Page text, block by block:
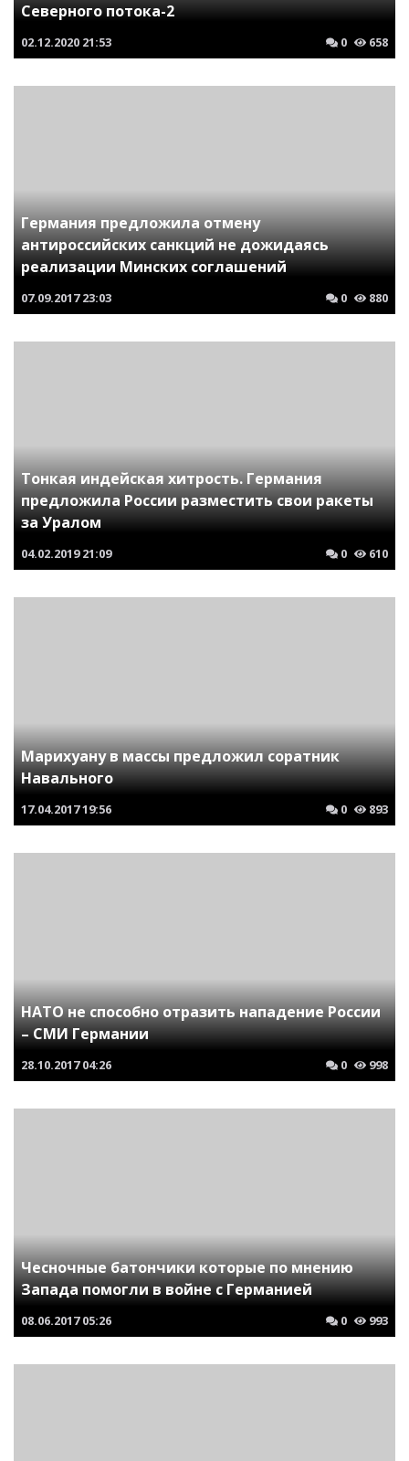
Северного потока-2
02.12.2020 21:53 0 658
Германия предложила отмену
антироссийских санкций не дожидаясь
реализации Минских соглашений
07.09.2017 23:03 0 880
Тонкая индейская хитрость. Германия
предложила России разместить свои ракеты
за Уралом
04.02.2019 21:09 0 610
Марихуану в массы предложил соратник
Навального
17.04.201719:56 0 893
НАТО не способно отразить нападение России
– СМИ Германии
28.10.2017 04:26 0 998
Чесночные батончики которые по мнению
Запада помогли в войне с Германией
08.06.2017 05:26 0 993